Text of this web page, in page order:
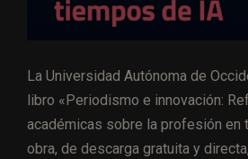
La Universidad Autónoma de
libro «Periodismo e innovación:
académicas sobre la profesión en
obra, de descarga gratuita y directa,